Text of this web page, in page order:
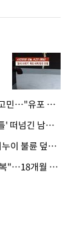
· 직장 불륜 발각된 40대 남성의 고민…"유포 동료 명예훼손·협박죄 고소 가능할까"
· 재취업한 시누이 위해 '조카 셔틀' 떠넘긴 남편…아내 "난 못한다"
· "남의 가정사 끼어들지 마"…시누이 불륜 덮으려는 남편에 억울한 아내
· "현관문 걷어차고 욕설 녹음 반복"…18개월 아기 키우는 집 뒤흔든 '앞집의 비극'